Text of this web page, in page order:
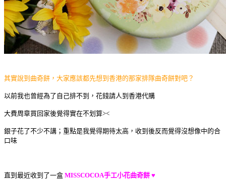
其實說到曲奇餅，大家應該都先想到香港的那家排隊曲奇餅對吧？
以前我也曾經為了自己排不到，花錢請人到香港代購
大費周章買回家後覺得實在不划算><
銀子花了不少不講；重點是我覺得期待太高，收到後反而覺得沒想像中的合
口味
直到最近收到了一盒 MISSCOCOA手工小花曲奇餅 ♥